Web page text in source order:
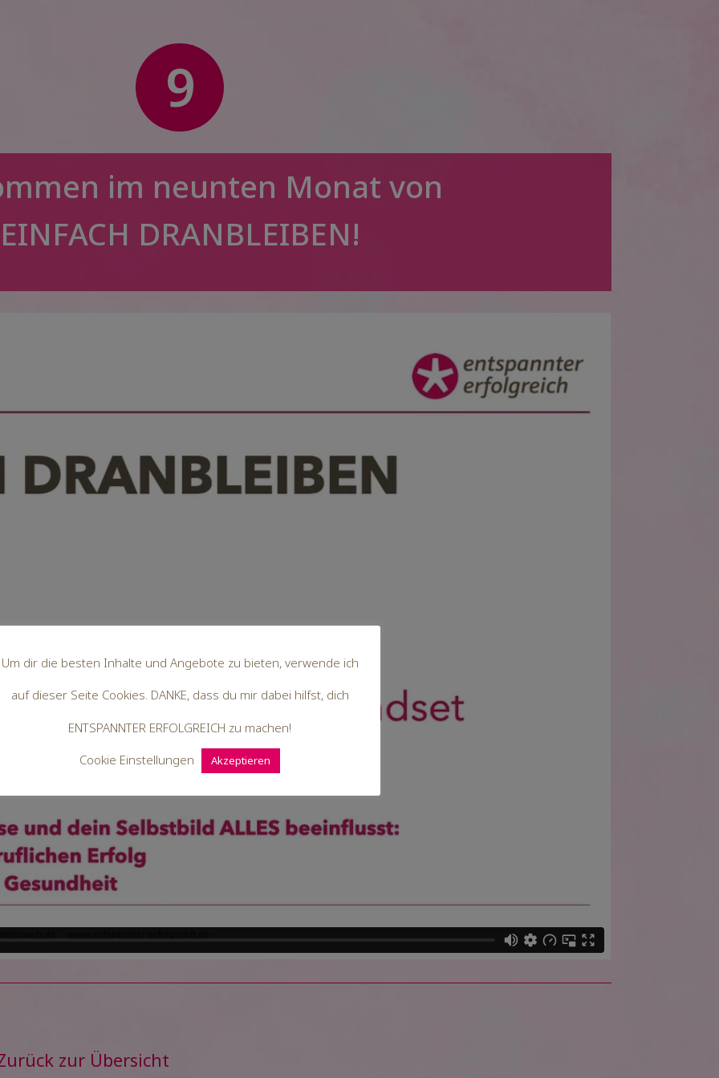
9
im neunten Monat von
EINFACH DRANBLEIBEN!
zur Übersicht
Um dir die besten Inhalte und Angebote zu bieten, verwende ich
auf dieser Seite Cookies. DANKE, dass du mir dabei hilfst, dich
ENTSPANNTER ERFOLGREICH zu machen!
Cookie Einstellungen Akzeptieren